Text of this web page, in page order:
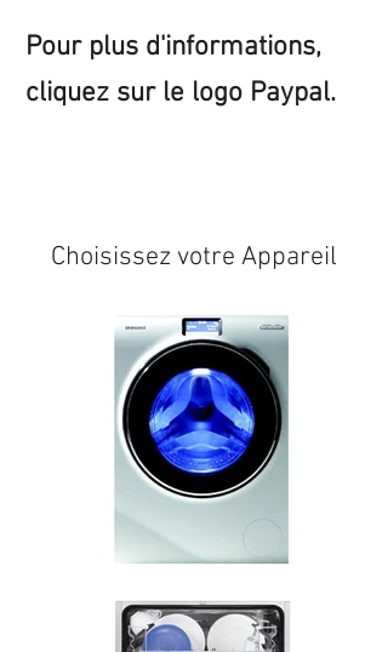
Pour plus d'informations,
cliquez sur le logo Paypal.
Choisissez votre Appareil